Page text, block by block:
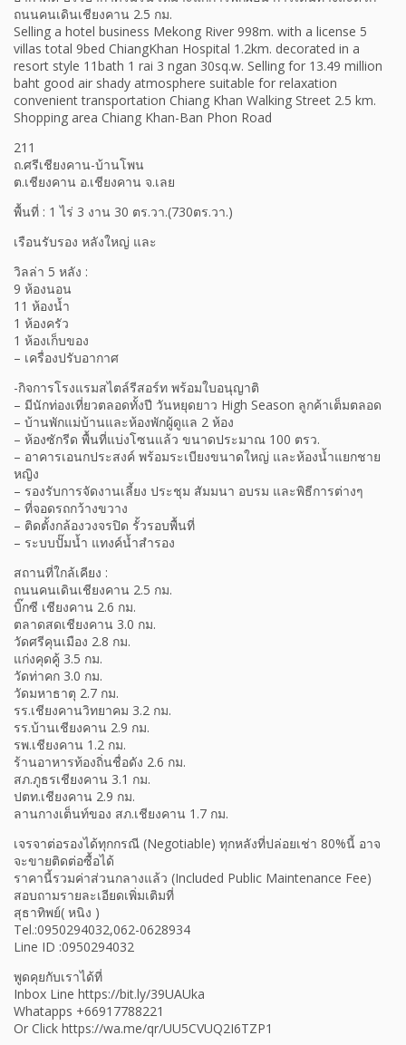
ถนนคนเดินเชียงคาน 2.5 กม.
Selling a hotel business Mekong River 998m. with a license 5
villas total 9bed ChiangKhan Hospital 1.2km. decorated in a
resort style 11bath 1 rai 3 ngan 30sq.w. Selling for 13.49 million
baht good air shady atmosphere suitable for relaxation
convenient transportation Chiang Khan Walking Street 2.5 km.
Shopping area Chiang Khan-Ban Phon Road
211
ถ.ศรีเชียงคาน-บ้านโพน
ต.เชียงคาน อ.เชียงคาน จ.เลย
พื้นที่ : 1 ไร่ 3 งาน 30 ตร.วา.(730ตร.วา.)
เรือนรับรอง หลังใหญ่ และ
วิลล่า 5 หลัง :
9 ห้องนอน
11 ห้องน้ำ
1 ห้องครัว
1 ห้องเก็บของ
– เครื่องปรับอากาศ
-กิจการโรงแรมสไตล์รีสอร์ท พร้อมใบอนุญาติ
– มีนักท่องเที่ยวตลอดทั้งปี วันหยุดยาว High Season ลูกค้าเต็มตลอด
– บ้านพักแม่บ้านและห้องพักผู้ดูแล 2 ห้อง
– ห้องซักรีด พื้นที่แบ่งโซนแล้ว ขนาดประมาณ 100 ตรว.
– อาคารเอนกประสงค์ พร้อมระเบียงขนาดใหญ่ และห้องน้ำแยกชาย
หญิง
– รองรับการจัดงานเลี้ยง ประชุม สัมมนา อบรม และพิธีการต่างๆ
– ที่จอดรถกว้างขวาง
– ติดตั้งกล้องวงจรปิด รั้วรอบพื้นที่
– ระบบปั๊มน้ำ แทงค์น้ำสำรอง
สถานที่ใกล้เคียง :
ถนนคนเดินเชียงคาน 2.5 กม.
บิ๊กซี เชียงคาน 2.6 กม.
ตลาดสดเชียงคาน 3.0 กม.
วัดศรีคุนเมือง 2.8 กม.
แก่งคุดคู้ 3.5 กม.
วัดท่าคก 3.0 กม.
วัดมหาธาตุ 2.7 กม.
รร.เชียงคานวิทยาคม 3.2 กม.
รร.บ้านเชียงคาน 2.9 กม.
รพ.เชียงคาน 1.2 กม.
ร้านอาหารท้องถิ่นชื่อดัง 2.6 กม.
สภ.ภูธรเชียงคาน 3.1 กม.
ปตท.เชียงคาน 2.9 กม.
ลานกางเต็นท์ของ สภ.เชียงคาน 1.7 กม.
เจรจาต่อรองได้ทุกกรณี (Negotiable) ทุกหลังที่ปล่อยเช่า 80%นี้ อาจ
จะขายติดต่อซื้อได้
ราคานี้รวมค่าส่วนกลางแล้ว (Included Public Maintenance Fee)
สอบถามรายละเอียดเพิ่มเติมที่
สุธาทิพย์( หนิง )
Tel.:0950294032,062-0628934
Line ID :0950294032
พูดคุยกับเราได้ที่
Inbox Line https://bit.ly/39UAUka
Whatapps +66917788221
Or Click https://wa.me/qr/UU5CVUQ2I6TZP1